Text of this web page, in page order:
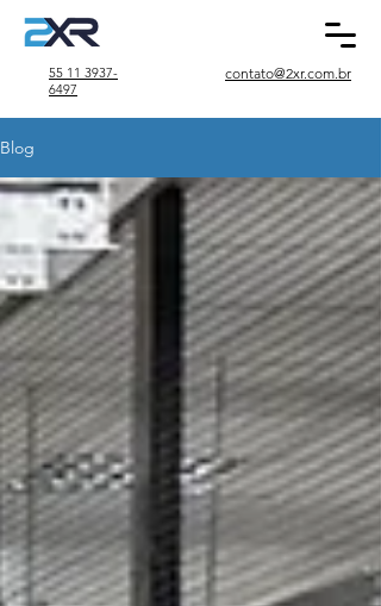
55 11 3937-
6497
contato@2xr.com.br
Blog